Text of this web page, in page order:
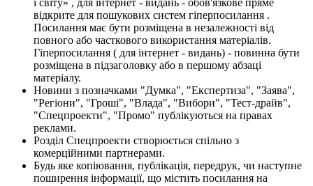
і світу» , для інтернет - видань - обов'язкове пряме
відкрите для пошукових систем гіперпосилання .
Посилання має бути розміщена в незалежності від
повного або часткового використання матеріалів.
Гіперпосилання ( для інтернет - видань) - повинна бути
розміщена в підзаголовку або в першому абзаці
матеріалу.
Новини з позначками "Думка", "Експертиза", "Заява",
"Регіони", "Гроші", "Влада", "Вибори", "Тест-драйв",
"Спецпроекти", "Промо" публікуються на правах
реклами.
Розділ Спецпроекти створюється спільно з
комерційними партнерами.
Будь яке копіювання, публікація, передрук, чи наступне
поширення інформації, що містить посилання на